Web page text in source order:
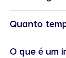
Quanto
O que é um